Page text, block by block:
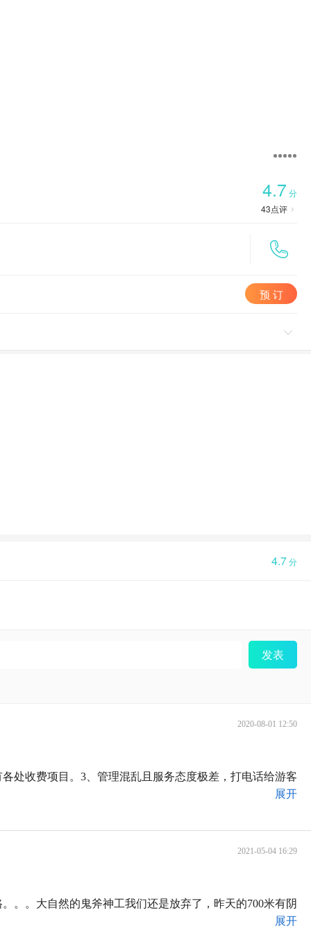
4.7 分
43点评 

预 订

4.7分
发表
2020-08-01 12:50
处收费项目。3、管理混乱且服务态度极差，打电话给游客
展开
2021-05-04 16:29
。。大自然的鬼斧神工我们还是放弃了，昨天的700米有阴
展开